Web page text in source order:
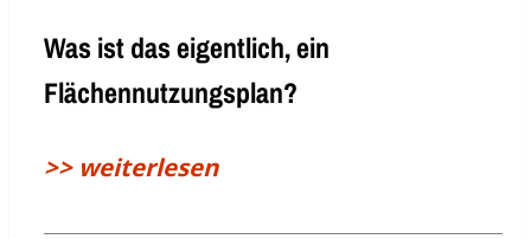
Was ist das eigentlich, ein
Flächennutzungsplan?
>> weiterlesen